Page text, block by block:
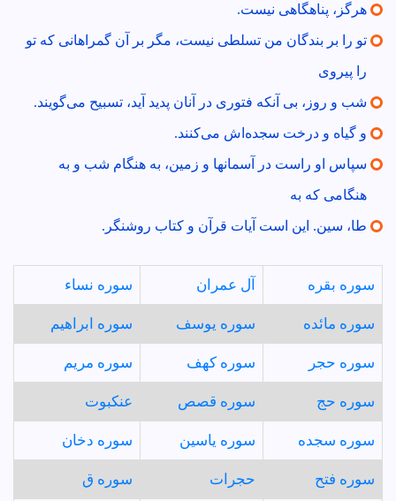
هرگز، پناهگاهى نيست.
تو را بر بندگان من تسلطى نيست، مگر بر آن گمراهانى كه تو
را پيروى
شب و روز، بى آنكه فتورى در آنان پديد آيد، تسبيح مى‌گويند.
و گياه و درخت سجده‌اش مى‌كنند.
سپاس او راست در آسمانها و زمين، به هنگام شب و به
هنگامى كه به
طا، سين. اين است آيات قرآن و كتاب روشنگر.
سوره بقره آل عمران سوره نساء
سوره مائده سوره يوسف سوره ابراهيم
سوره حجر سوره كهف سوره مريم
سوره حج سوره قصص عنكبوت
سوره سجده سوره ياسين سوره دخان
سوره فتح حجرات سوره ق